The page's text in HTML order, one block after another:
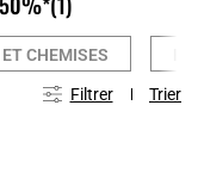
CHEMISES
Filtrer Trier